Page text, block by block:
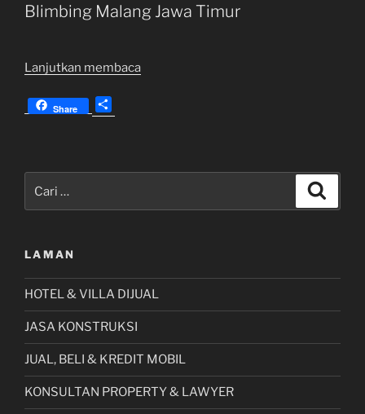
Lereng
Timur”
Blimbing Malang Jawa Timur
Lanjutkan membaca“Dijual
Share
h
e
untuk:
LAMAN
HOTEL & VILLA DIJUAL
JASA KONSTRUKSI
JUAL, BELI & KREDIT MOBIL
KONSULTAN PROPERTY & LAWYER